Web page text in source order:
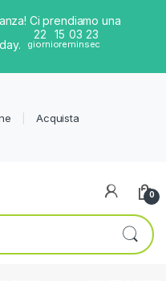
Ci prendiamo una
22
giorni
15
ore
03
min
23
sec
Acquista
0